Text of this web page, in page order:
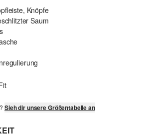
Knöpfe
Saum
Sieh dir unsere Größentabelle an